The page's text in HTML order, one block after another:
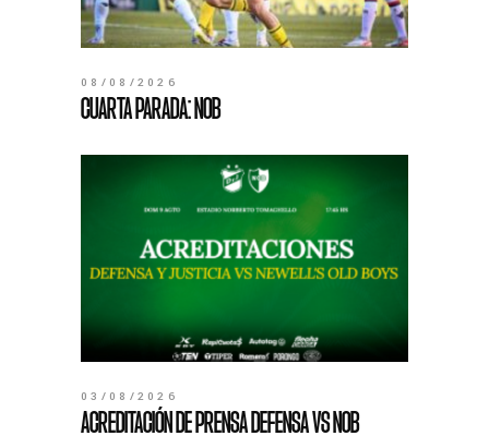
08/08/2026
CUARTA PARADA: NOB
03/08/2026
ACREDITACIÓN DE PRENSA DEFENSA VS NOB